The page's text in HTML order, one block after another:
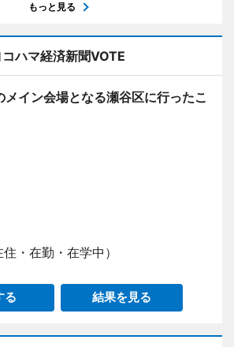
もっと見る
コハマ経済新聞VOTE
メイン会場となる瀬谷区に行ったこ
・在勤・在学中）
る 結果を見る